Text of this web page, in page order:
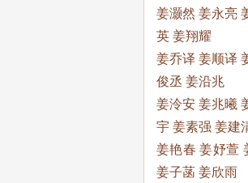
姜灏然 姜永亮
英 姜翔耀
姜乔译 姜顺译
俊丞 姜沿兆
姜泠安 姜兆曦
宇 姜素强 姜建
姜艳春 姜妤萱
姜子菡 姜欣雨